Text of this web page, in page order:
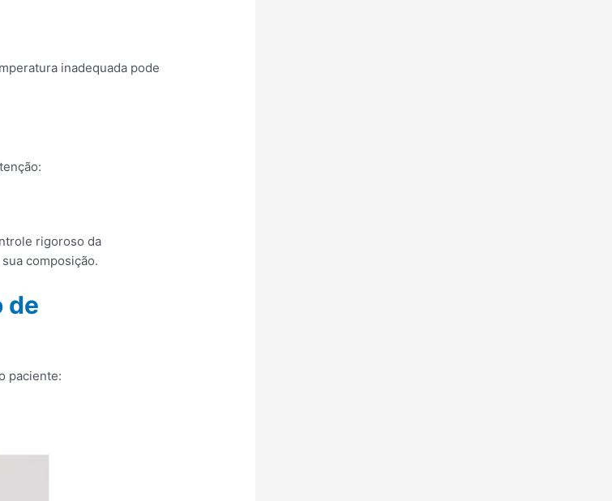
inadequada pode
rigoroso da
composição.
de
paciente: